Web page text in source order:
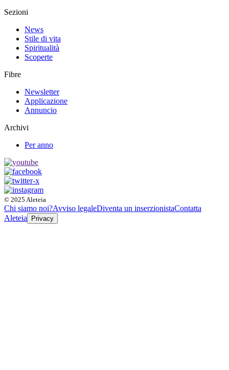
Sezioni
News
Stile di vita
Spiritualità
Scoperte
Fibre
Newsletter
Applicazione
Annuncio
Archivi
Per anno
© 2025 Aleteia
Chi siamo noi?Avviso legaleDiventa un inserzionistaContatta
Aleteia
Privacy